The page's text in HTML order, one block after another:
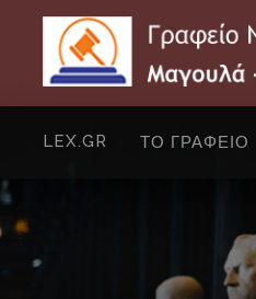
LEX.GR ΤΟ ΓΡΑΦΕΙΟ